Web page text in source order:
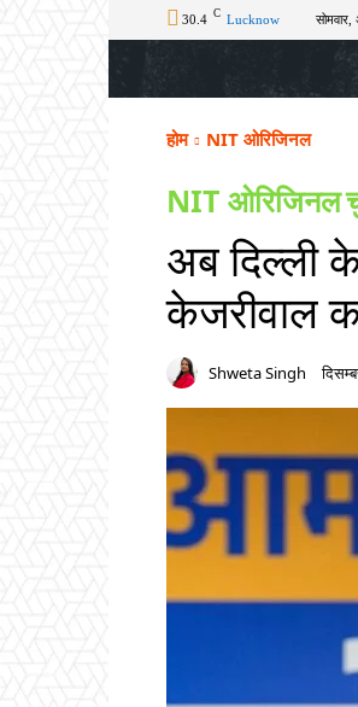
30.4 C Lucknow
होम NIT ओरिजिनल
NIT ओरिजिनल
अब दिल्ली
केजरीवाल
Shweta Singh